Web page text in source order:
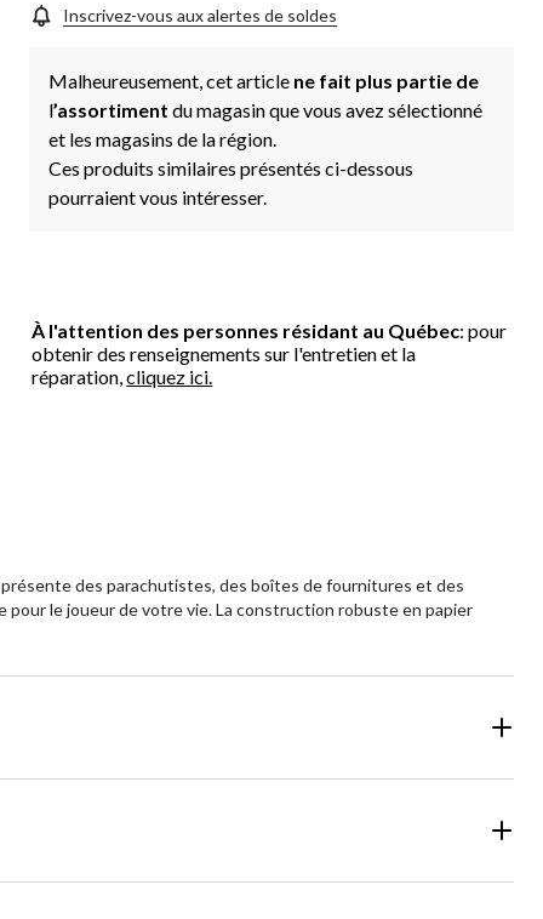
Inscrivez-vous aux alertes de soldes
Malheureusement, cet article ne fait plus partie de
l’assortiment du magasin que vous avez sélectionné
et les magasins de la région.
Ces produits similaires présentés ci-dessous
pourraient vous intéresser.
À l'attention des personnes résidant au Québec: pour
obtenir des renseignements sur l'entretien et la
réparation,cliquez ici.
des parachutistes, des boîtes de fournitures et des
le joueur de votre vie. La construction robuste en papier